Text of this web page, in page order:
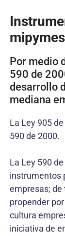
mipymes
Por medio
590 de
desarrollo
mediana
La Ley 905
590 de 2000.
La Ley 590
instrumentos
empresas; de
propender
cultura
iniciativa de